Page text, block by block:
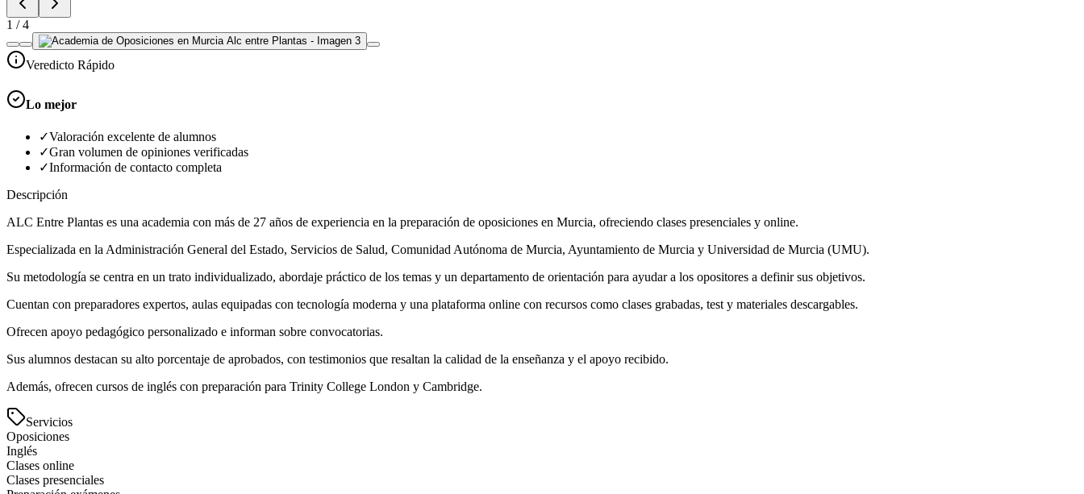
1 /4
Veredicto Rápido
Lo mejor
✓Valoración excelente de alumnos
✓Gran volumen de opiniones verificadas
✓Información de contacto completa
Descripción
ALC Entre Plantas es una academia con más de 27 años de experiencia en la preparación de oposiciones en Murcia, ofreciendo clases presenciales y online.
Especializada en la Administración General del Estado, Servicios de Salud, Comunidad Autónoma de Murcia, Ayuntamiento de Murcia y Universidad de Murcia (UMU).
Su metodología se centra en un trato individualizado, abordaje práctico de los temas y un departamento de orientación para ayudar a los opositores a definir sus objetivos.
Cuentan con preparadores expertos, aulas equipadas con tecnología moderna y una plataforma online con recursos como clases grabadas, test y materiales descargables.
Ofrecen apoyo pedagógico personalizado e informan sobre convocatorias.
Sus alumnos destacan su alto porcentaje de aprobados, con testimonios que resaltan la calidad de la enseñanza y el apoyo recibido.
Además, ofrecen cursos de inglés con preparación para Trinity College London y Cambridge.
Servicios
Oposiciones
Inglés
Clases online
Clases presenciales